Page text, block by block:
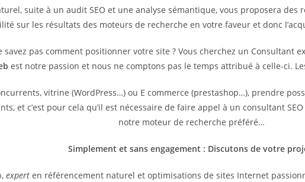
suite à un audit SEO et une analyse sémantique, vous proposera des
sur les résultats des moteurs de recherche en votre faveur et donc
pas comment positionner votre site ? Vous cherchez un Consultant
est notre passion et nous ne comptons pas le temps attribué à celle-ci.
vitrine (WordPress…) ou E commerce (prestashop…), prendre
et c’est pour cela qu’il est nécessaire de faire appel à un consultant
notre moteur de recherche préféré…
Simplement et sans engagement : Discutons de votre
expert en référencement naturel et optimisations de sites Internet